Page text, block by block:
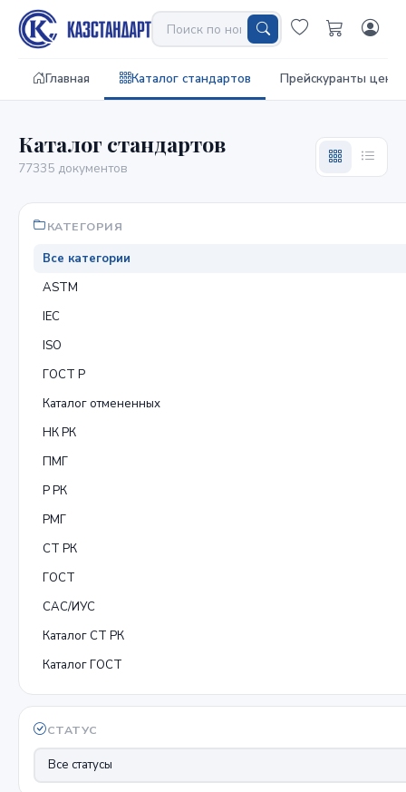
Главная Каталог стандартов Прейскуранты цен
Каталог стандартов
77335 документов
КАТЕГОРИЯ
Все категории
ASTM
IEC
ISO
ГОСТ Р
Каталог отмененных
НК РК
ПМГ
Р РК
РМГ
СТ РК
ГОСТ
САС/ИУС
Каталог СТ РК
Каталог ГОСТ
СТАТУС